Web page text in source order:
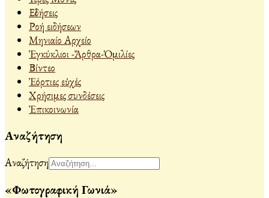
Εἰδήσεις
Ροή ειδήσεων
Μηνιαίο Αρχείο
Ἐγκύκλιοι -Ἄρθρα-Ὁμιλίες
Βίντεο
Ἐόρτιες εὐχές
Χρήσιμες συνδέσεις
Ἐπικοινωνία
Αναζήτηση
Αναζήτηση
«Φωτογραφική Γωνιά»